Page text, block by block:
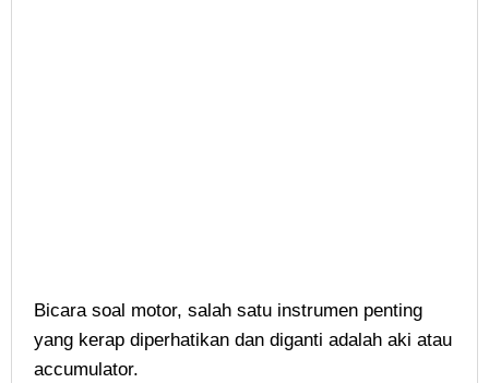
Bicara soal motor, salah satu instrumen penting
yang kerap diperhatikan dan diganti adalah aki atau
accumulator.